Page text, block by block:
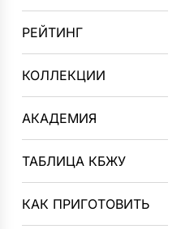
РЕЙТИНГ
КОЛЛЕКЦИИ
АКАДЕМИЯ
ТАБЛИЦА КБЖУ
КАК ПРИГОТОВИТЬ